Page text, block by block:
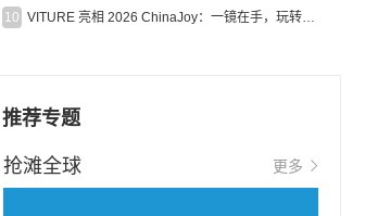
10 VITURE 亮相 2026 ChinaJoy：一镜在手，玩转全场！
推荐专题
抢滩全球 更多